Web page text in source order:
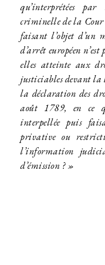
qu’interprétées
criminelle de la Cour
faisant l’objet d’un
d’arrêt européen
elles atteinte aux
justiciables devant la
la déclaration des
août 1789, en ce
interpellée puis
privative ou
l’information
d’émission ? »